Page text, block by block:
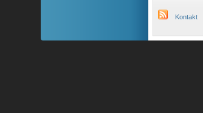
Kontakt